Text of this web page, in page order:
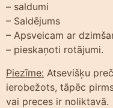
– saldumi
– Saldējums
– Apsveicam ar
– pieskaņoti rotājumi.
Piezīme: Atsevišķu
ierobežots, tāpēc
vai preces ir noliktavā.